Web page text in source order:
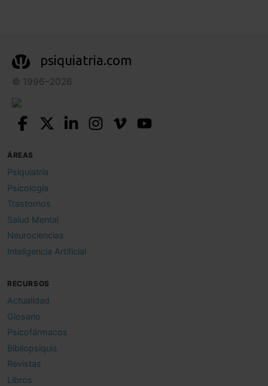
psiquiatria.com
© 1996–2026
ÁREAS
Psiquiatría
Psicología
Trastornos
Salud Mental
Neurociencias
Inteligencia Artificial
RECURSOS
Actualidad
Glosario
Psicofármacos
Bibliopsiquis
Revistas
Libros